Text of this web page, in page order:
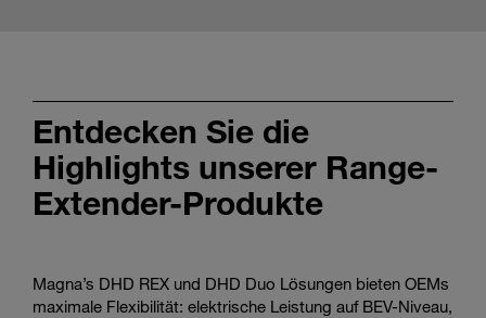
Entdecken Sie die
Highlights unserer Range-
Extender-Produkte
Magna’s DHD REX und DHD Duo Lösungen bieten OEMs
maximale Flexibilität: elektrische Leistung auf BEV-Niveau,